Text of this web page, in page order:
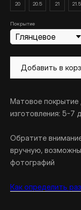
20 20.5 21 21.5
Покрытие
Добавить в
Матовое покрытие
изготовления: 5-7
Обратите
вручную,
фотографий
Как определить